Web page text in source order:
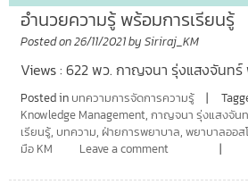
อำนวยความรู้ พร้อมการเรียนรู้
Posted on26/11/2021by Siriraj_KM
Views : 622 พว. กาญจนา รุ่งแสงจันทร์
Posted in บทความการจัดการความรู้
Knowledge Management, กาญจนา รุ่งแสงจัน
เรียนรู้, บทความ, ฝ่ายการพยาบาล, พยาบาลออส
มือ KM
Leave a comment